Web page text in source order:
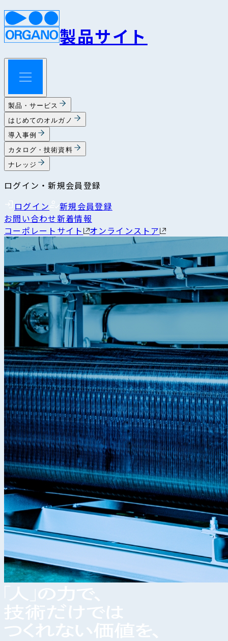
製品サイト
製品・サービス
はじめてのオルガノ
導入事例
カタログ・技術資料
ナレッジ
ログイン・新規会員登録
ログイン
新規会員登録
お問い合わせ新着情報
コーポレートサイト
オンラインストア